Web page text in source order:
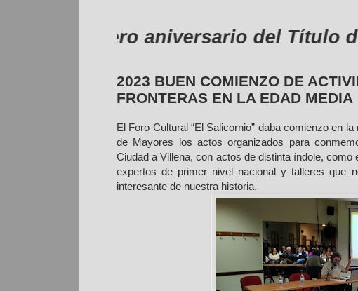
febrero aniversario del Título de
2023 BUEN COMIENZO DE
FRONTERAS EN LA EDAD MEDIA
El Foro Cultural “El Salicornio” daba comienzo en
de Mayores los actos organizados para
Ciudad a Villena, con actos de distinta índole,
expertos de primer nivel nacional y talleres que
interesante de nuestra historia.